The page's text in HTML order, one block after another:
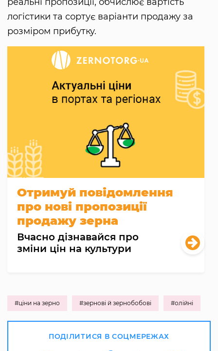
логістики та сортує варіанти продажу за
розміром прибутку.
Отримуй повідомлення
про нові пропозиції
продажу зерна
Вчасно дізнавайся про
зміни цін на культури
#ціни на зерно #зернові й зернобобові #олійні
ПОДІЛИТИСЯ В СОЦМЕРЕЖАХ